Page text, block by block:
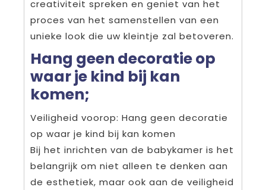
creativiteit spreken en geniet van het
proces van het samenstellen van een
unieke look die uw kleintje zal betoveren.
Hang geen decoratie op
waar je kind bij kan
komen;
Veiligheid voorop: Hang geen decoratie
op waar je kind bij kan komen
Bij het inrichten van de babykamer is het
belangrijk om niet alleen te denken aan
de esthetiek, maar ook aan de veiligheid